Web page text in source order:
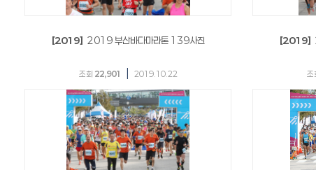
[2019] 2019 부산바다마라톤 139사진
조회 22,901 2019.10.22
[2019]
조